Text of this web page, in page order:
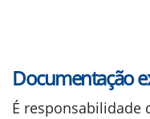
Documentação
É responsabilidade